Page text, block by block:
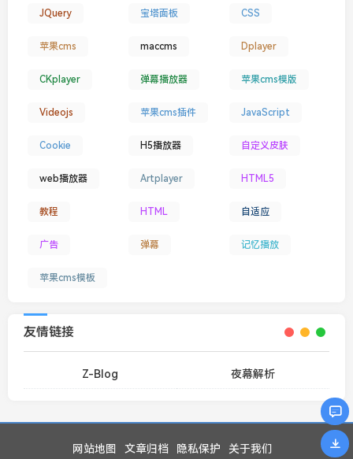
JQuery 宝塔面板 CSS
苹果cms maccms Dplayer
CKplayer 弹幕播放器 苹果cms模版
Videojs 苹果cms插件 JavaScript
Cookie H5播放器 自定义皮肤
web播放器 Artplayer HTML5
教程 HTML 自适应
广告 弹幕 记忆播放
苹果cms模板
友情链接
Z-Blog 夜幕解析
网站地图 文章归档 隐私保护 关于我们